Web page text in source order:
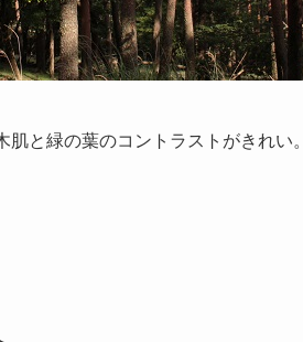
と緑の葉のコントラストがきれい。